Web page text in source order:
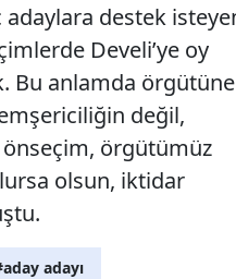
adaylara destek
Develi’ye oy
Bu anlamda örgütüne
değil,
örgütümüz
olsun, iktidar
adayı